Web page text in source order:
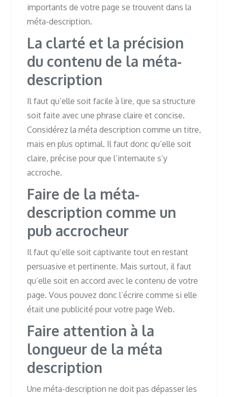
importants de votre page se trouvent dans la
méta-description.
La clarté et la précision
du contenu de la méta-
description
Il faut qu’elle soit facile à lire, que sa structure
soit faite avec une phrase claire et concise.
Considérez la méta description comme un titre,
mais en plus optimal. Il faut donc qu’elle soit
claire, précise pour que l’internaute s’y
accroche.
Faire de la méta-
description comme un
pub accrocheur
Il faut qu’elle soit captivante tout en restant
persuasive et pertinente. Mais surtout, il faut
qu’elle soit en accord avec le contenu de votre
page. Vous pouvez donc l’écrire comme si elle
était une publicité pour votre page Web.
Faire attention à la
longueur de la méta
description
Une méta-description ne doit pas dépasser les